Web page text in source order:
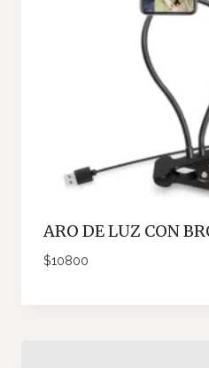
ARO DE LUZ CON
$10800